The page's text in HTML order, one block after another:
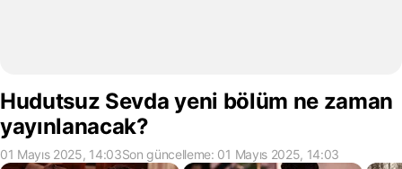
Hudutsuz Sevda yeni bölüm ne zaman
yayınlanacak?
01 Mayıs 2025, 14:03Son güncelleme: 01 Mayıs 2025, 14:03